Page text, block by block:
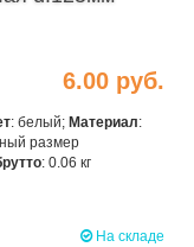
6.00 руб.
: белый; Материал:
размер
: 0.06 кг
На складе